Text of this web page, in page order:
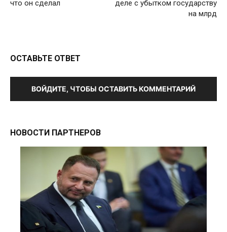
что он сделал
деле с убытком государству
на млрд
ОСТАВЬТЕ ОТВЕТ
ВОЙДИТЕ, ЧТОБЫ ОСТАВИТЬ КОММЕНТАРИЙ
НОВОСТИ ПАРТНЕРОВ